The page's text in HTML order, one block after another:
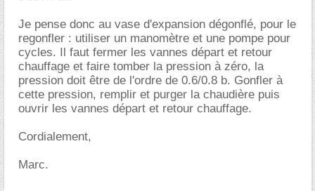
Je pense donc au vase d'expansion dégonflé, pour le
regonfler : utiliser un manomètre et une pompe pour
cycles. Il faut fermer les vannes départ et retour
chauffage et faire tomber la pression à zéro, la
pression doit être de l'ordre de 0.6/0.8 b. Gonfler à
cette pression, remplir et purger la chaudière puis
ouvrir les vannes départ et retour chauffage.
Cordialement,
Marc.